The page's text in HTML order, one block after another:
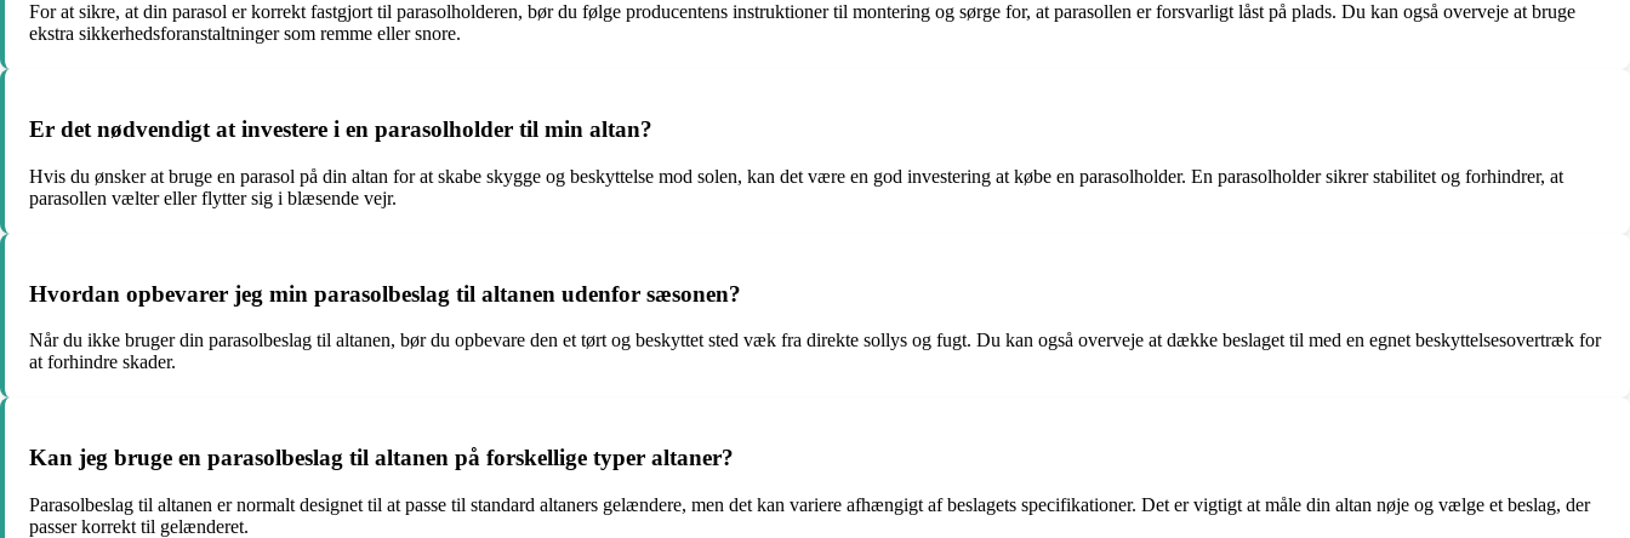
For at sikre, at din parasol er korrekt fastgjort til parasolholderen, bør du følge producentens instruktioner til montering og sørge for, at parasollen er forsvarligt låst på plads. Du kan også overveje at bruge
ekstra sikkerhedsforanstaltninger som remme eller snore.
Er det nødvendigt at investere i en parasolholder til min altan?
Hvis du ønsker at bruge en parasol på din altan for at skabe skygge og beskyttelse mod solen, kan det være en god investering at købe en parasolholder. En parasolholder sikrer stabilitet og forhindrer, at
parasollen vælter eller flytter sig i blæsende vejr.
Hvordan opbevarer jeg min parasolbeslag til altanen udenfor sæsonen?
Når du ikke bruger din parasolbeslag til altanen, bør du opbevare den et tørt og beskyttet sted væk fra direkte sollys og fugt. Du kan også overveje at dække beslaget til med en egnet beskyttelsesovertræk for
at forhindre skader.
Kan jeg bruge en parasolbeslag til altanen på forskellige typer altaner?
Parasolbeslag til altanen er normalt designet til at passe til standard altaners gelændere, men det kan variere afhængigt af beslagets specifikationer. Det er vigtigt at måle din altan nøje og vælge et beslag, der
passer korrekt til gelænderet.